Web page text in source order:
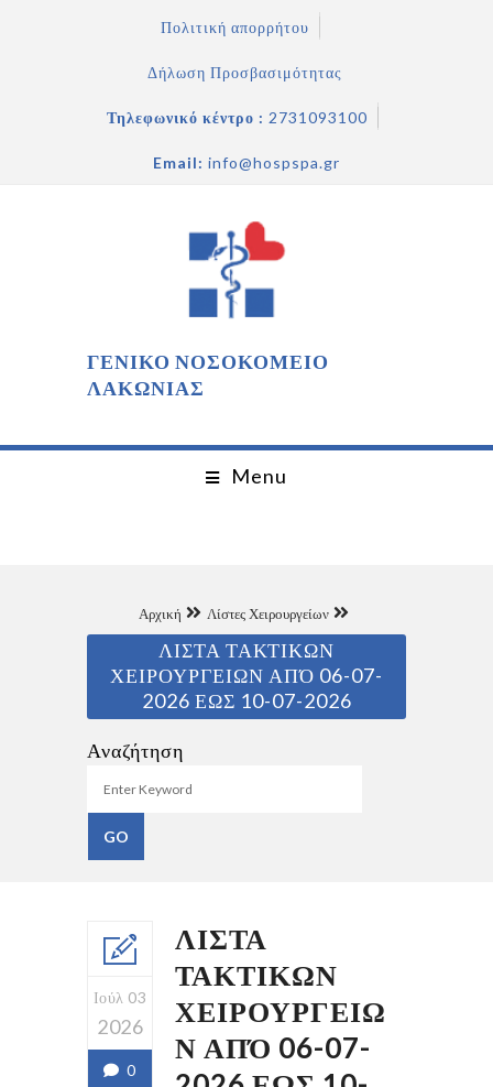
Πολιτική απορρήτου
Δήλωση Προσβασιμότητας
Τηλεφωνικό κέντρο : 2731093100
Email: info@hospspa.gr
ΓΕΝΙΚΟ ΝΟΣΟΚΟΜΕΙΟ
ΛΑΚΩΝΙΑΣ
Menu
Αρχική Λίστες Χειρουργείων
ΛΙΣΤΑ ΤΑΚΤΙΚΩΝ
ΧΕΙΡΟΥΡΓΕΙΩΝ ΑΠΌ 06-07-
2026 ΕΩΣ 10-07-2026
Αναζήτηση
Ιούλ 03
2026
0
ΛΙΣΤΑ
ΤΑΚΤΙΚΩΝ
ΧΕΙΡΟΥΡΓΕΙΩ
Ν ΑΠΌ 06-07-